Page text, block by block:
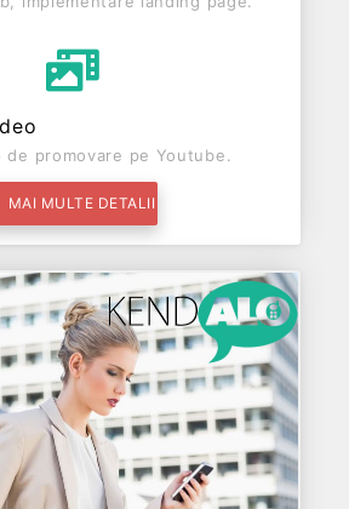
de promovare pe Youtube.
MAI MULTE DETALII